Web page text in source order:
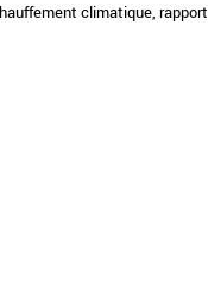
climatique, rapport